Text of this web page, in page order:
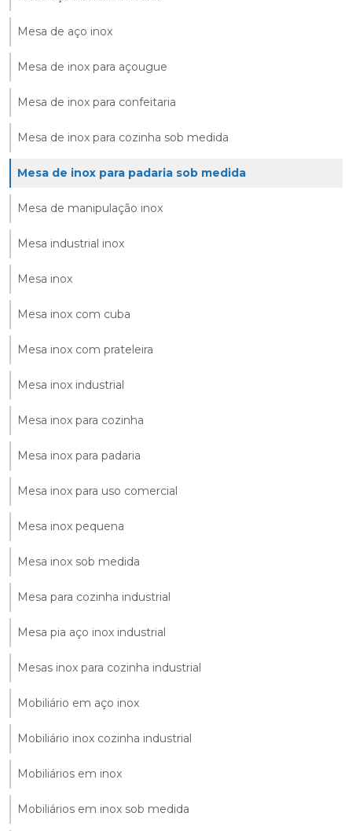
Mesa de aço inox
Mesa de inox para açougue
Mesa de inox para confeitaria
Mesa de inox para cozinha sob medida
Mesa de inox para padaria sob medida
Mesa de manipulação inox
Mesa industrial inox
Mesa inox
Mesa inox com cuba
Mesa inox com prateleira
Mesa inox industrial
Mesa inox para cozinha
Mesa inox para padaria
Mesa inox para uso comercial
Mesa inox pequena
Mesa inox sob medida
Mesa para cozinha industrial
Mesa pia aço inox industrial
Mesas inox para cozinha industrial
Mobiliário em aço inox
Mobiliário inox cozinha industrial
Mobiliários em inox
Mobiliários em inox sob medida